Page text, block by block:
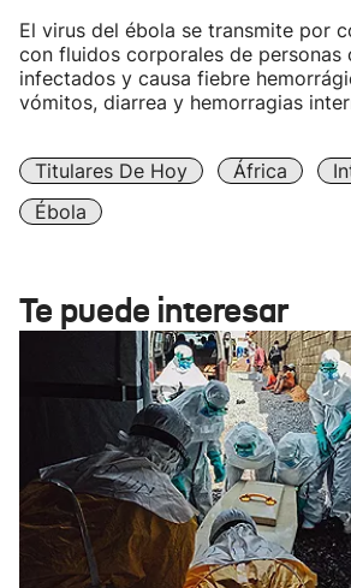
El virus del ébola se transmite por
con fluidos corporales de personas
infectados y causa fiebre
vómitos, diarrea y hemorragias
Titulares De Hoy África
Ébola
Te puede interesar